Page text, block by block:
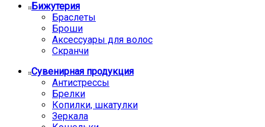
Бижутерия
Браслеты
Броши
Аксессуары для волос
Скранчи
Сувенирная продукция
Антистрессы
Брелки
Копилки, шкатулки
Зеркала